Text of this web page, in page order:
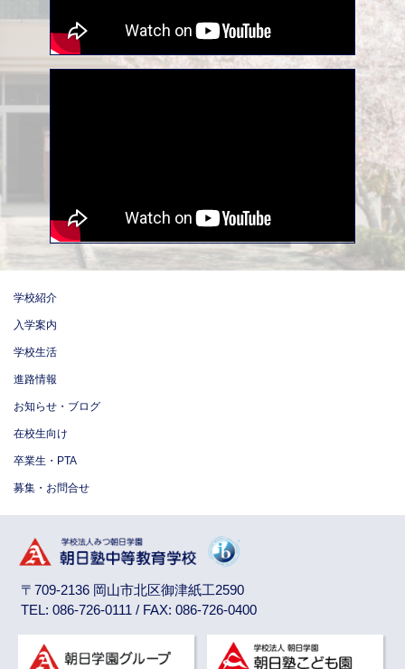
学校紹介
入学案内
学校生活
進路情報
お知らせ・ブログ
在校生向け
卒業生・PTA
募集・お問合せ
〒709-2136 岡山市北区御津紙工2590
TEL: 086-726-0111 / FAX: 086-726-0400